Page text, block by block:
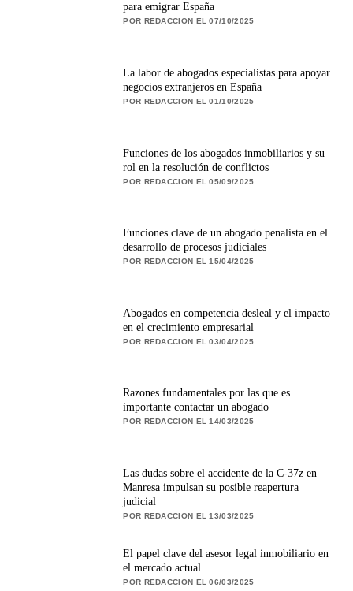
para emigrar España
POR REDACCION EL 07/10/2025
La labor de abogados especialistas para apoyar
negocios extranjeros en España
POR REDACCION EL 01/10/2025
Funciones de los abogados inmobiliarios y su
rol en la resolución de conflictos
POR REDACCION EL 05/09/2025
Funciones clave de un abogado penalista en el
desarrollo de procesos judiciales
POR REDACCION EL 15/04/2025
Abogados en competencia desleal y el impacto
en el crecimiento empresarial
POR REDACCION EL 03/04/2025
Razones fundamentales por las que es
importante contactar un abogado
POR REDACCION EL 14/03/2025
Las dudas sobre el accidente de la C-37z en
Manresa impulsan su posible reapertura
judicial
POR REDACCION EL 13/03/2025
El papel clave del asesor legal inmobiliario en
el mercado actual
POR REDACCION EL 06/03/2025